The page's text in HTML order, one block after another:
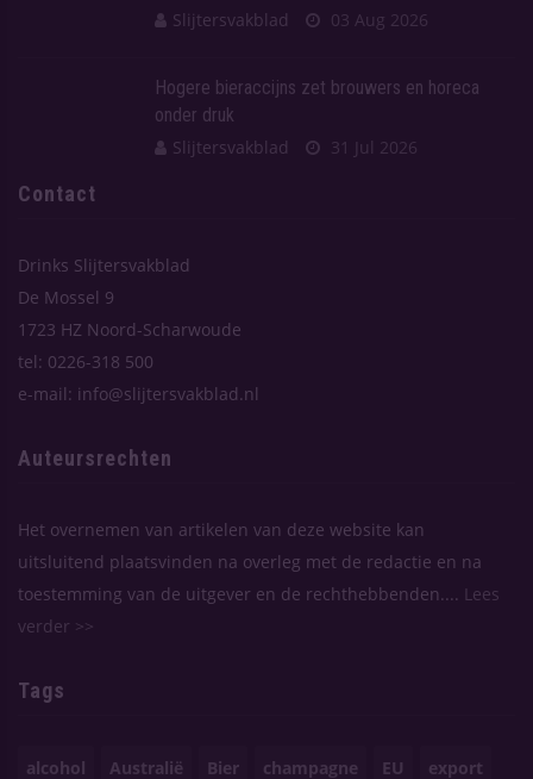
Slijtersvakblad
03 Aug 2026
Hogere bieraccijns zet brouwers en horeca
onder druk
Slijtersvakblad
31 Jul 2026
Contact
Drinks Slijtersvakblad
De Mossel 9
1723 HZ Noord-Scharwoude
tel: 0226-318 500
e-mail: info@slijtersvakblad.nl
Auteursrechten
Het overnemen van artikelen van deze website kan
uitsluitend plaatsvinden na overleg met de redactie en na
toestemming van de uitgever en de rechthebbenden....
Lees
verder >>
Tags
alcohol Australië Bier champagne EU export